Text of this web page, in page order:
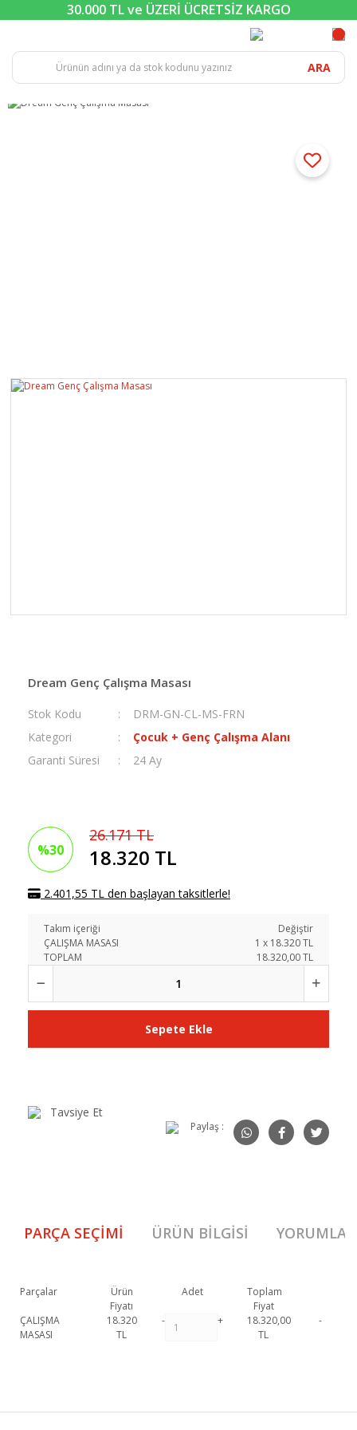
30.000 TL ve ÜZERİ ÜCRETSİZ KARGO
ARA
Dream Genç Çalışma Masası
Stok Kodu
DRM-GN-CL-MS-FRN
Kategori
Çocuk + Genç Çalışma Alanı
Garanti Süresi
24 Ay
%30
26.171 TL
18.320 TL
2.401,55 TL den başlayan taksitlerle!
Takım içeriği
Değiştir
ÇALIŞMA MASASI
1 x 18.320TL
TOPLAM
18.320,00 TL
Sepete Ekle
Tavsiye Et
Paylaş :
PARÇA SEÇIMI ÜRÜN BILGISI YORUMLAR
Parçalar
Ürün
Fiyatı
Adet
Toplam
Fiyat
ÇALIŞMA
MASASI
18.320
TL
- +
18.320,00
TL
-